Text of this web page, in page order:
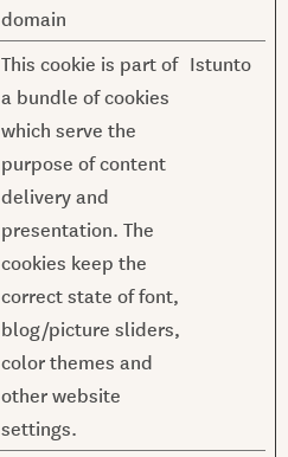
domain
This cookie is part of
a bundle of cookies
which serve the
purpose of content
delivery and
presentation. The
cookies keep the
correct state of font,
blog/picture sliders,
color themes and
other website
settings.
Istunto